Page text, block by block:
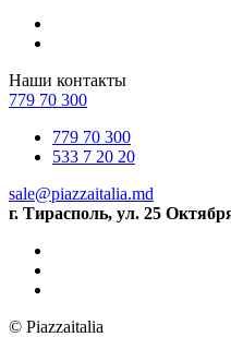
Наши контакты
779 70 300
779 70 300
533 7 20 20
sale@piazzaitalia.md
г. Тирасполь, ул. 25
© Piazzaitalia